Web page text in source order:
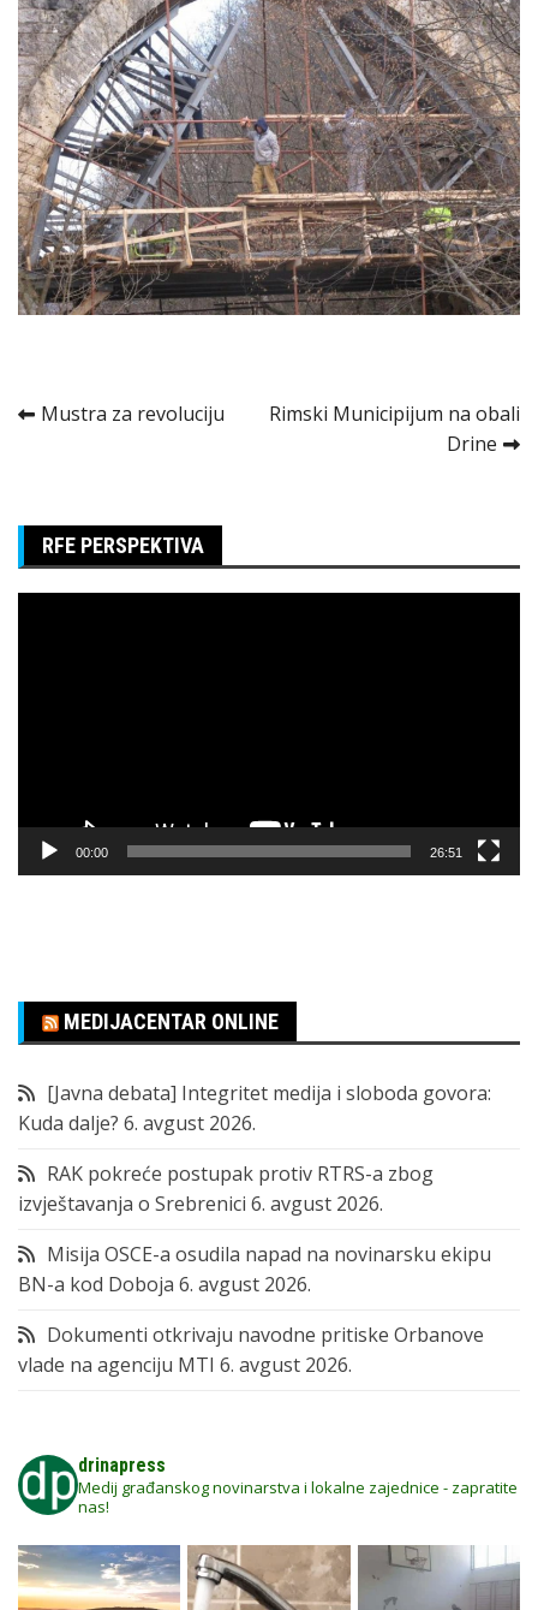
Kretanje
Mustra za revoluciju
Rimski Municipijum na obali
Drine
RFE PERSPEKTIVA
00:00 26:51
MEDIJACENTAR ONLINE
[Javna debata] Integritet medija i sloboda govora:
Kuda dalje? 6. avgust 2026.
RAK pokreće postupak protiv RTRS-a zbog
izvještavanja o Srebrenici 6. avgust 2026.
Misija OSCE-a osudila napad na novinarsku ekipu
BN-a kod Doboja 6. avgust 2026.
Dokumenti otkrivaju navodne pritiske Orbanove
vlade na agenciju MTI 6. avgust 2026.
drinapress
Medij građanskog novinarstva i lokalne zajednice - zapratite
nas!